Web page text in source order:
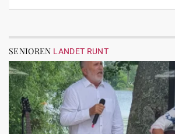
SENIOREN LANDET RUNT